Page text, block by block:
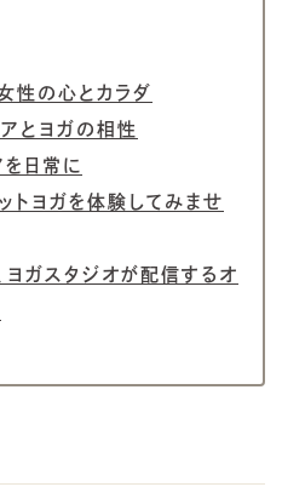
性の心とカラダ
とヨガの相性
を日常に
トヨガを体験してみませ
ヨガスタジオが配信するオ